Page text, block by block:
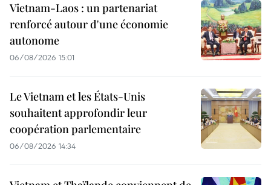
Vietnam-Laos : un partenariat
renforcé autour d'une économie
autonome
06/08/2026 15:01
Le Vietnam et les États-Unis
souhaitent approfondir leur
coopération parlementaire
06/08/2026 14:34